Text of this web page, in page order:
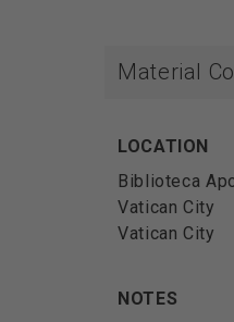
Material
LOCATION
Biblioteca
Vatican City
Vatican City
NOTES